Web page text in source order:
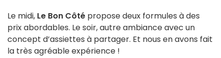
Le midi, Le Bon Côté propose deux formules à des
prix abordables. Le soir, autre ambiance avec un
concept d’assiettes à partager. Et nous en avons fait
la très agréable expérience !